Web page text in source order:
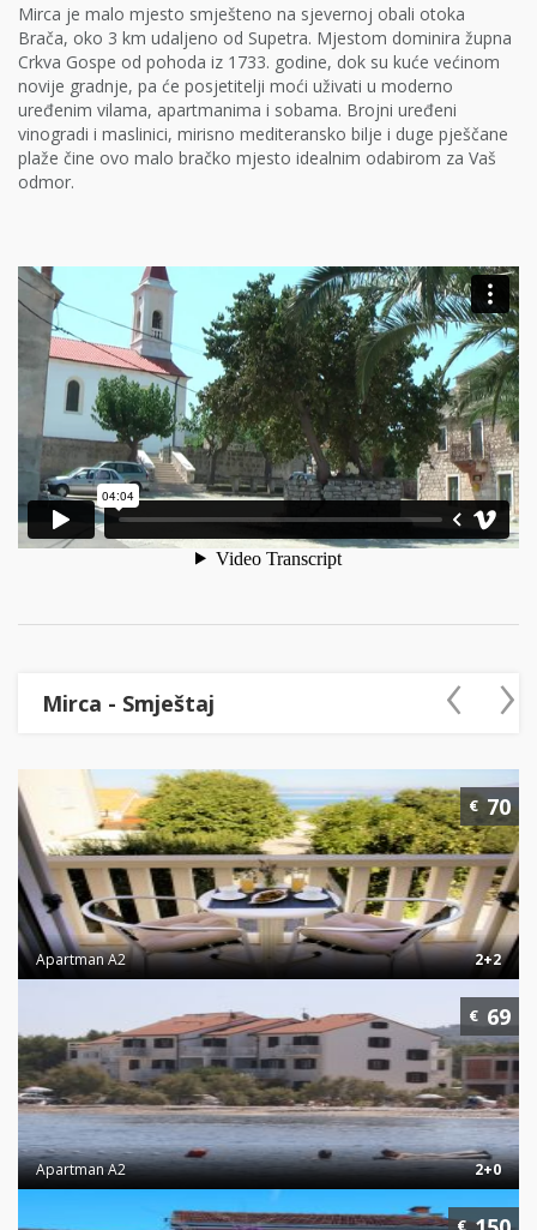
Mirca je malo mjesto smješteno na sjevernoj obali otoka
Brača, oko 3 km udaljeno od Supetra. Mjestom dominira župna
Crkva Gospe od pohoda iz 1733. godine, dok su kuće većinom
novije gradnje, pa će posjetitelji moći uživati u moderno
uređenim vilama, apartmanima i sobama. Brojni uređeni
vinogradi i maslinici, mirisno mediteransko bilje i duge pješčane
plaže čine ovo malo bračko mjesto idealnim odabirom za Vaš
odmor.
Mirca - Smještaj
Apartman A2 2+2
€ 70
Apartman A2 2+0
€ 69
€
‹ ›